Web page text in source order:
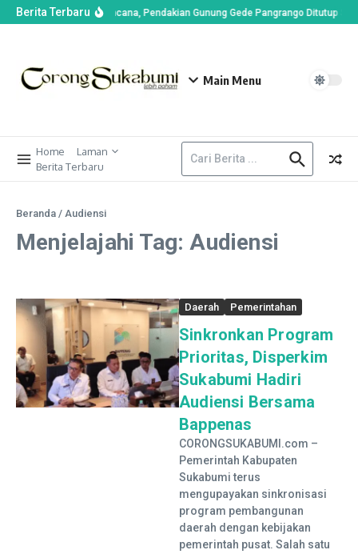
Berita Terbaru
di Alun-alun Suryakencana, Pendakian Gunung Gede Pangrango Ditutup
Main Menu
Home
Laman
Berita Terbaru
Beranda / Audiensi
Menjelajahi Tag: Audiensi
Daerah Pemerintahan
Sinkronkan Program
Prioritas, Disperkim
Sukabumi Hadiri
Audiensi Bersama
Bappenas
CORONGSUKABUMI.com –
Pemerintah Kabupaten
Sukabumi terus
mengupayakan sinkronisasi
program pembangunan
daerah dengan kebijakan
pemerintah pusat. Salah satu